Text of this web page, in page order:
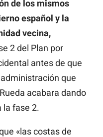
de los mismos
español y la
vecina,
2 del Plan por
antes de que
que
acabara dando
la fase 2.
«las costas de